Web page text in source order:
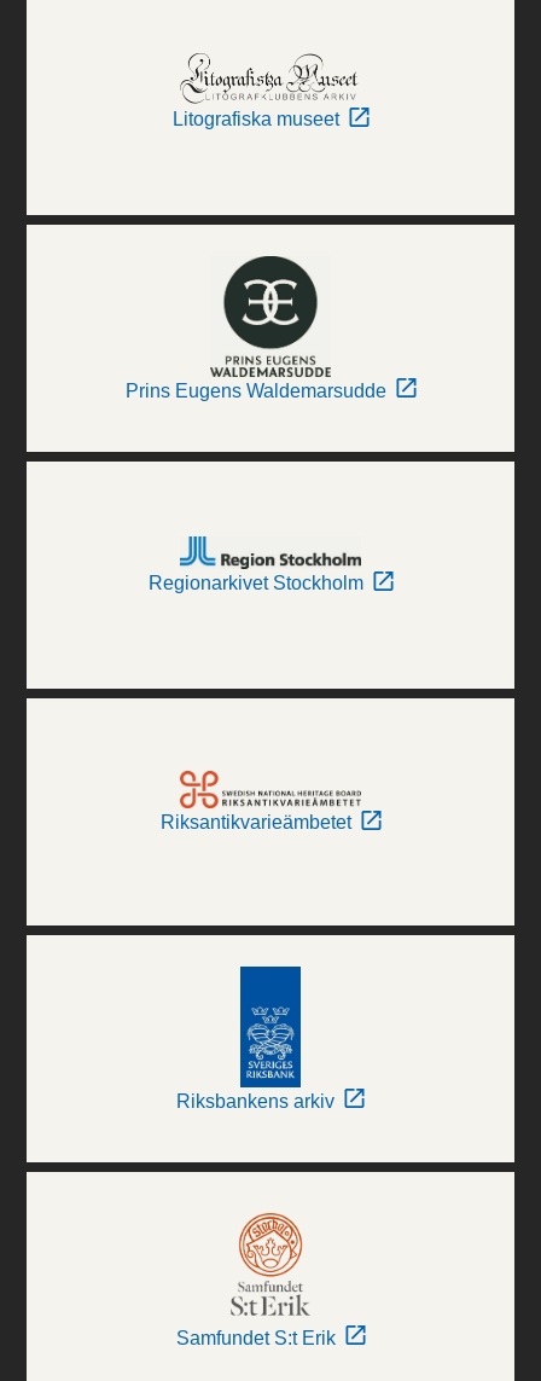
Litografiska museet
Prins Eugens Waldemarsudde
Regionarkivet Stockholm
Riksantikvarieämbetet
Riksbankens arkiv
Samfundet S:t Erik